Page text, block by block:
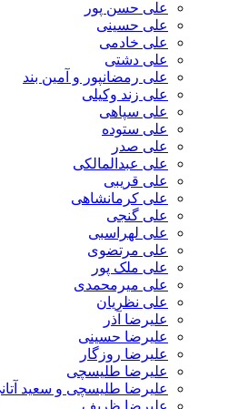
علی حسن پور
علی حسینی
علی خادمی
علی دشتی
علی رمضانپور و آمین بند
علی زند وکیلی
علی سپاهی
علی ستوده
علی صدر
علی عبدالمالکی
علی قریبی
علی کرمانشاهی
علی گنجی
علی لهراسبی
علی مرتضوی
علی ملک پور
علی میرمحمدی
علی نظریان
علیرضا آذر
علیرضا حسینی
علیرضا روزگار
علیرضا طلیسچی
علیرضا طلیسچی و سعید آتانی